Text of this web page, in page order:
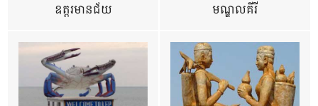
ឧត្ដរមានជ័យ មណ្ឌលគីរី